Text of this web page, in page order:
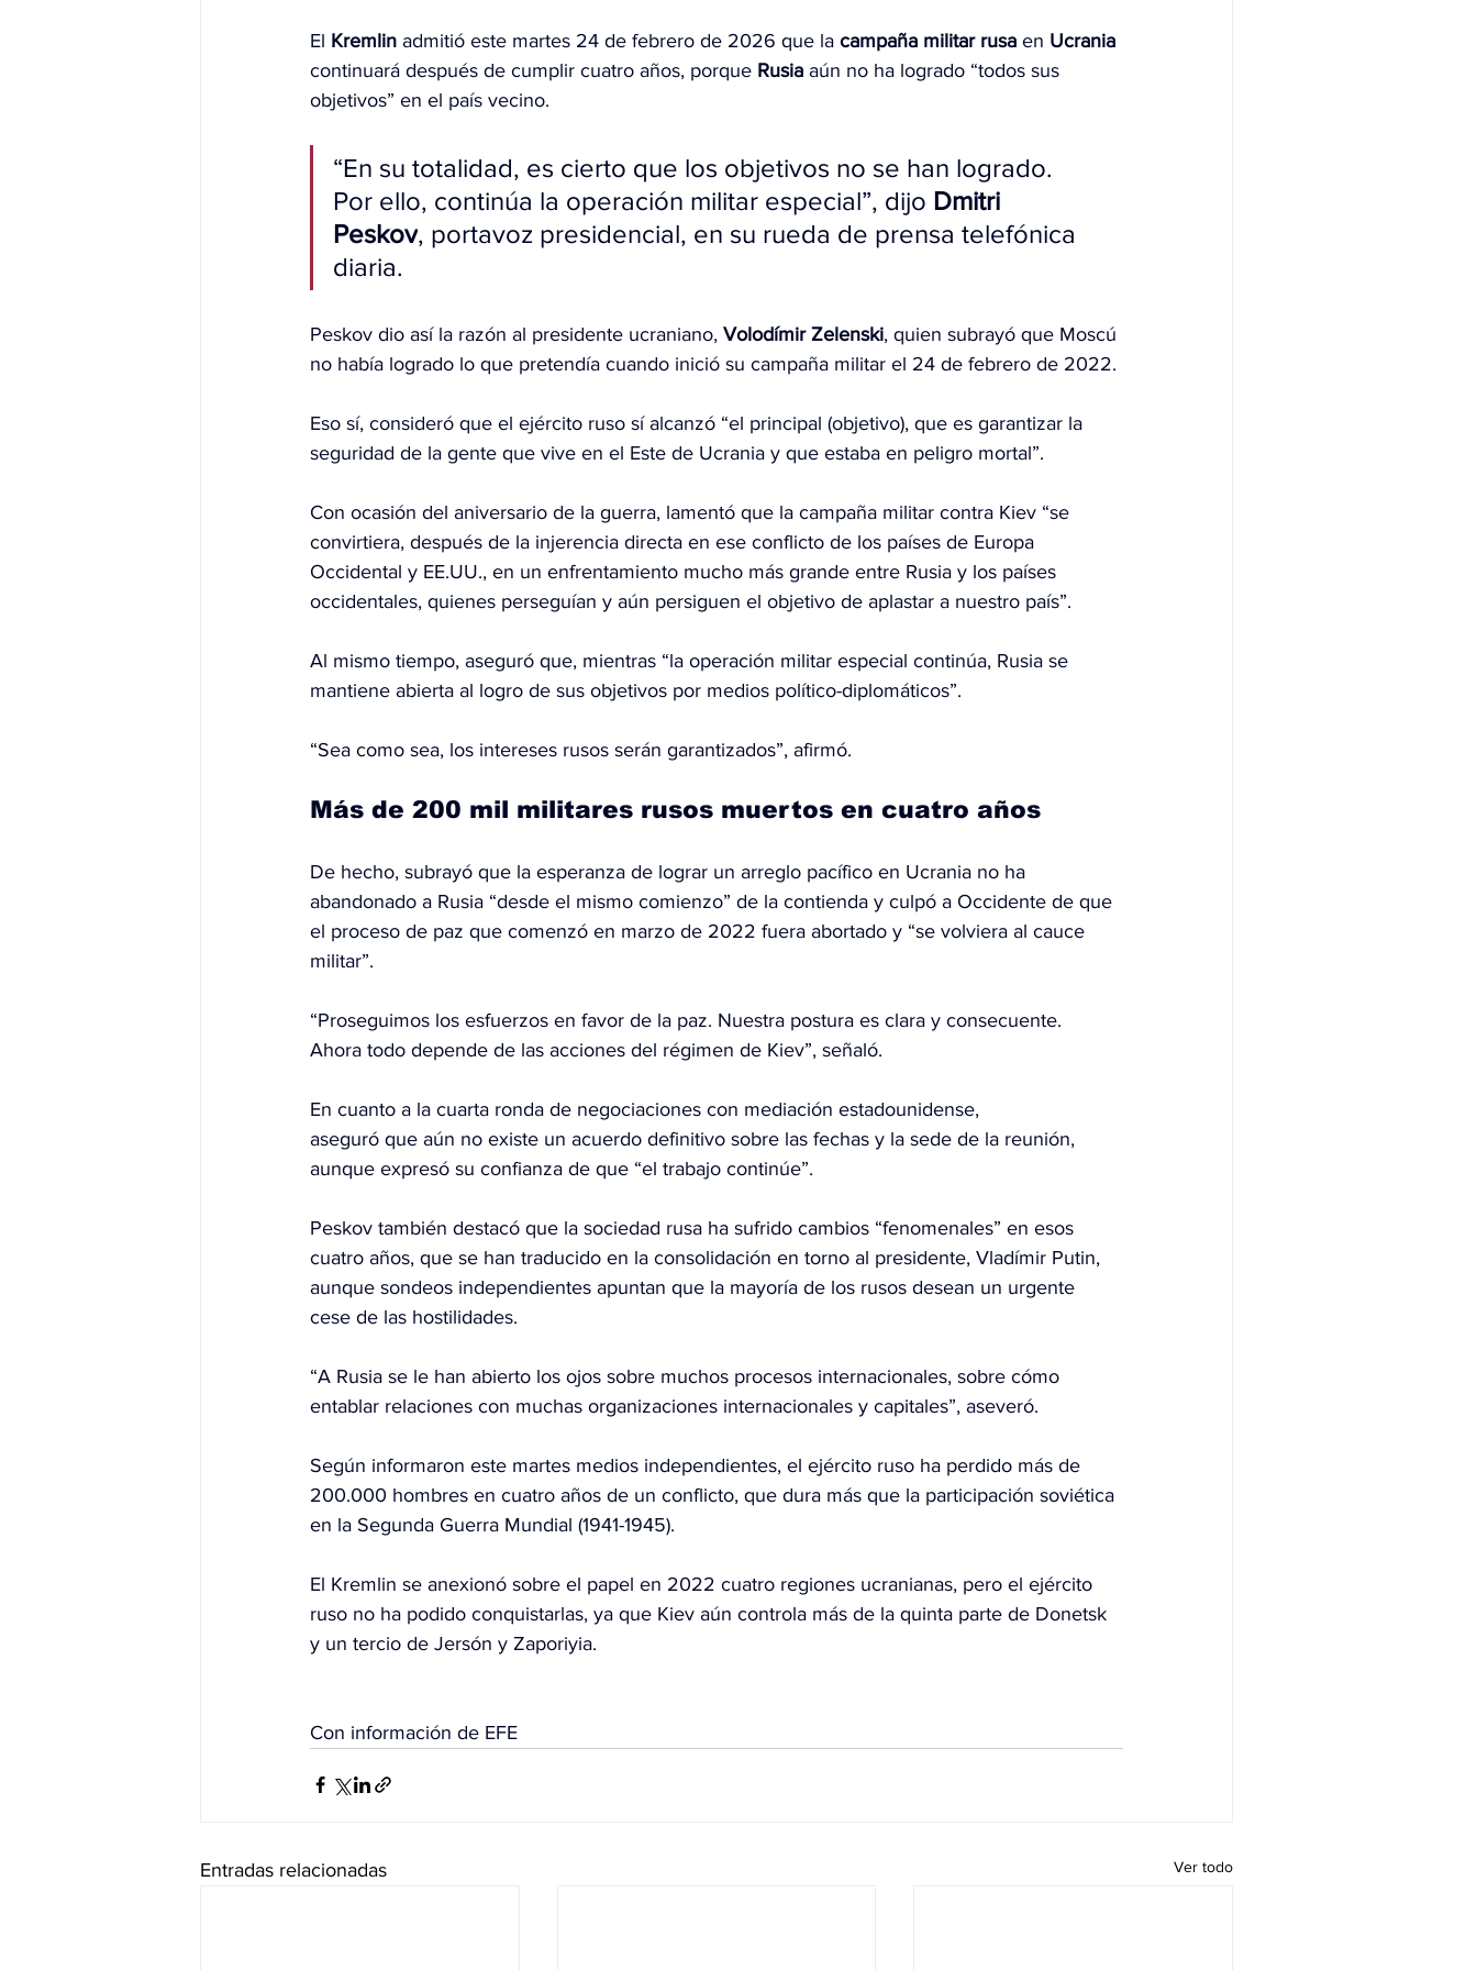
El Kremlin admitió este martes 24 de febrero de 2026 que la campaña militar rusa en Ucrania
continuará después de cumplir cuatro años, porque Rusia aún no ha logrado “todos sus
objetivos” en el país vecino.
“En su totalidad, es cierto que los objetivos no se han logrado.
Por ello, continúa la operación militar especial”, dijo Dmitri
Peskov, portavoz presidencial, en su rueda de prensa telefónica
diaria.
Peskov dio así la razón al presidente ucraniano, Volodímir Zelenski, quien subrayó que Moscú
no había logrado lo que pretendía cuando inició su campaña militar el 24 de febrero de 2022.
Eso sí, consideró que el ejército ruso sí alcanzó “el principal (objetivo), que es garantizar la
seguridad de la gente que vive en el Este de Ucrania y que estaba en peligro mortal”.
Con ocasión del aniversario de la guerra, lamentó que la campaña militar contra Kiev “se
convirtiera, después de la injerencia directa en ese conflicto de los países de Europa
Occidental y EE.UU., en un enfrentamiento mucho más grande entre Rusia y los países
occidentales, quienes perseguían y aún persiguen el objetivo de aplastar a nuestro país”.
Al mismo tiempo, aseguró que, mientras “la operación militar especial continúa, Rusia se
mantiene abierta al logro de sus objetivos por medios político-diplomáticos”.
“Sea como sea, los intereses rusos serán garantizados”, afirmó.
Más de 200 mil militares rusos muertos en cuatro años
De hecho, subrayó que la esperanza de lograr un arreglo pacífico en Ucrania no ha
abandonado a Rusia “desde el mismo comienzo” de la contienda y culpó a Occidente de que
el proceso de paz que comenzó en marzo de 2022 fuera abortado y “se volviera al cauce
militar”.
“Proseguimos los esfuerzos en favor de la paz. Nuestra postura es clara y consecuente.
Ahora todo depende de las acciones del régimen de Kiev”, señaló.
En cuanto a la cuarta ronda de negociaciones con mediación estadounidense,
aseguró que aún no existe un acuerdo definitivo sobre las fechas y la sede de la reunión,
aunque expresó su confianza de que “el trabajo continúe”.
Peskov también destacó que la sociedad rusa ha sufrido cambios “fenomenales” en esos
cuatro años, que se han traducido en la consolidación en torno al presidente, Vladímir Putin,
aunque sondeos independientes apuntan que la mayoría de los rusos desean un urgente
cese de las hostilidades.
“A Rusia se le han abierto los ojos sobre muchos procesos internacionales, sobre cómo
entablar relaciones con muchas organizaciones internacionales y capitales”, aseveró.
Según informaron este martes medios independientes, el ejército ruso ha perdido más de
200.000 hombres en cuatro años de un conflicto, que dura más que la participación soviética
en la Segunda Guerra Mundial (1941-1945).
El Kremlin se anexionó sobre el papel en 2022 cuatro regiones ucranianas, pero el ejército
ruso no ha podido conquistarlas, ya que Kiev aún controla más de la quinta parte de Donetsk
y un tercio de Jersón y Zaporiyia.
Con información de EFE
Entradas relacionadas Ver todo